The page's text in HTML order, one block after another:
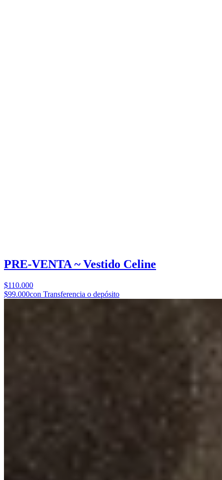
PRE-VENTA ~ Vestido Celine
$110.000
$99.000con Transferencia o depósito